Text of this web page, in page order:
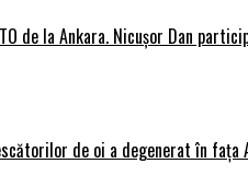
de la Ankara. Nicușor Dan
de oi a degenerat în fața